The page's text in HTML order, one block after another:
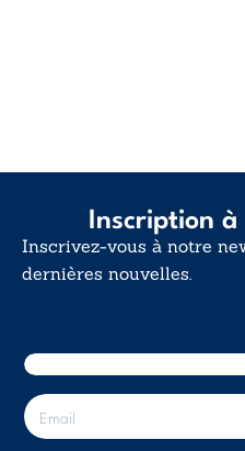
Inscription
Inscrivez-vous à notre
dernières nouvelles.
E
-
m